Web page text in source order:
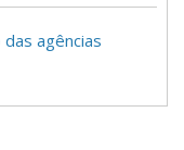
agências